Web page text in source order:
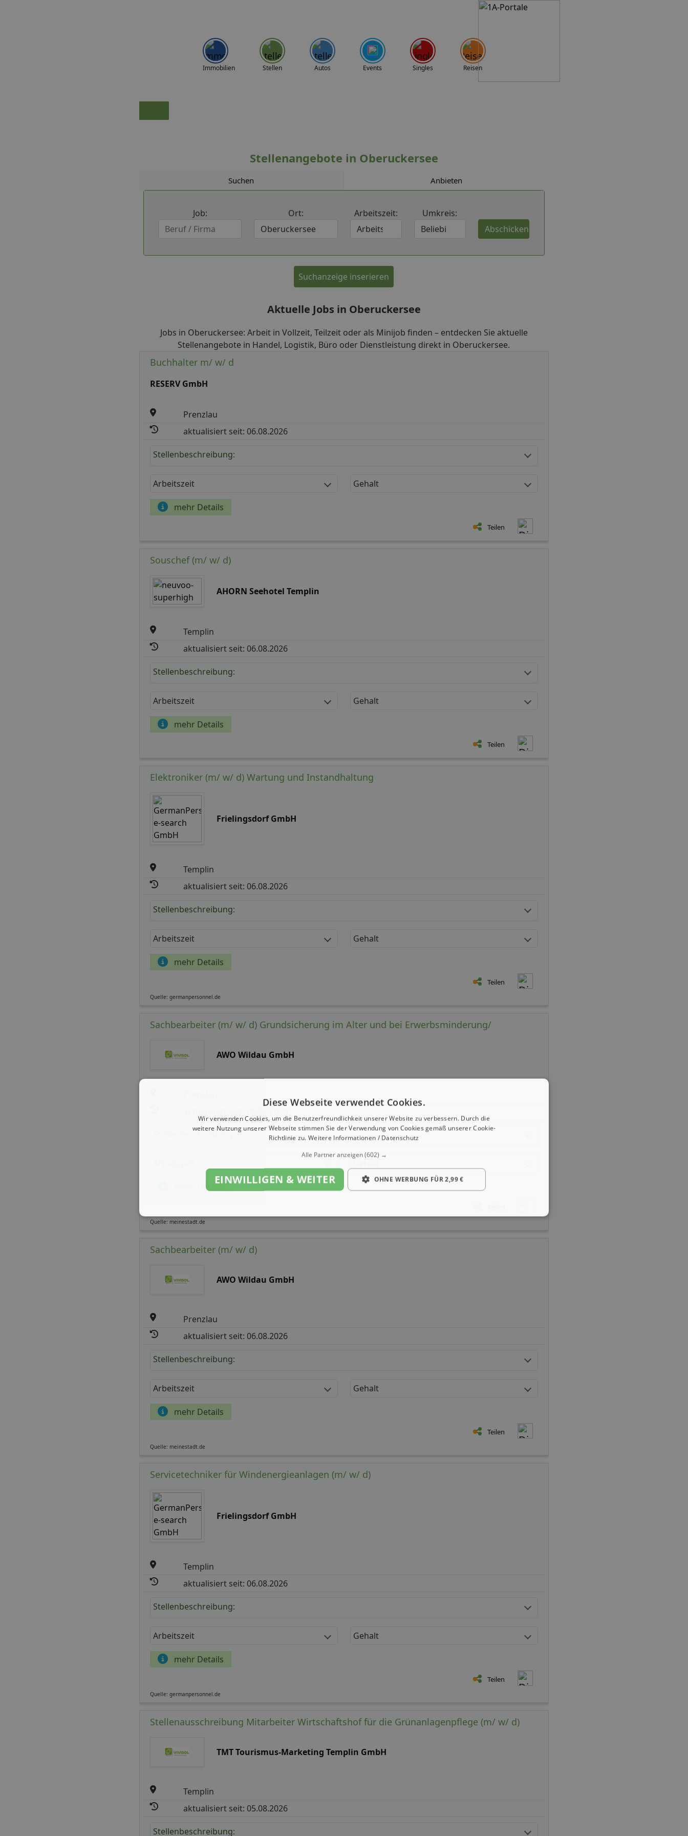
Immobilien Stellen Autos Events Singles Reisen
Stellenangebote in Oberuckersee
Suchen Anbieten
Job: Ort: Arbeitszeit: Umkreis:
Suchanzeige inserieren
Aktuelle Jobs in Oberuckersee
Jobs in Oberuckersee: Arbeit in Vollzeit, Teilzeit oder als Minijob finden – entdecken Sie aktuelle
Stellenangebote in Handel, Logistik, Büro oder Dienstleistung direkt in Oberuckersee.
Buchhalter m/ w/ d
RESERV GmbH
Prenzlau
aktualisiert seit: 06.08.2026
Stellenbeschreibung:
Arbeitszeit Gehalt
mehr Details
Teilen
Souschef (m/ w/ d)
AHORN Seehotel Templin
Templin
aktualisiert seit: 06.08.2026
Stellenbeschreibung:
Arbeitszeit Gehalt
mehr Details
Teilen
Elektroniker (m/ w/ d) Wartung und Instandhaltung
Frielingsdorf GmbH
Templin
aktualisiert seit: 06.08.2026
Stellenbeschreibung:
Arbeitszeit Gehalt
mehr Details
Teilen
Quelle: germanpersonnel.de
Sachbearbeiter (m/ w/ d) Grundsicherung im Alter und bei Erwerbsminderung/
AWO Wildau GmbH
Stellenbeschreibung:
mehr Details
Quelle: meinestadt.de
Sachbearbeiter (m/ w/ d)
AWO Wildau GmbH
Prenzlau
aktualisiert seit: 06.08.2026
Stellenbeschreibung:
Arbeitszeit Gehalt
mehr Details
Teilen
Quelle: meinestadt.de
Servicetechniker für Windenergieanlagen (m/ w/ d)
Frielingsdorf GmbH
Templin
aktualisiert seit: 06.08.2026
Stellenbeschreibung:
Arbeitszeit Gehalt
mehr Details
Teilen
Quelle: germanpersonnel.de
Stellenausschreibung Mitarbeiter Wirtschaftshof für die Grünanlagenpflege (m/ w/ d)
TMT Tourismus-Marketing Templin GmbH
Templin
aktualisiert seit: 05.08.2026
Stellenbeschreibung:
Diese Webseite verwendet Cookies.
Wir verwenden Cookies, um die Benutzerfreundlichkeit unserer Website zu verbessern. Durch die
weitere Nutzung unserer Webseite stimmen Sie der Verwendung von Cookies gemäß unserer Cookie-
Richtlinie zu. Weitere Informationen / Datenschutz
Alle Partner anzeigen(602) →
EINWILLIGEN & WEITER OHNE WERBUNG FÜR 2,99 €